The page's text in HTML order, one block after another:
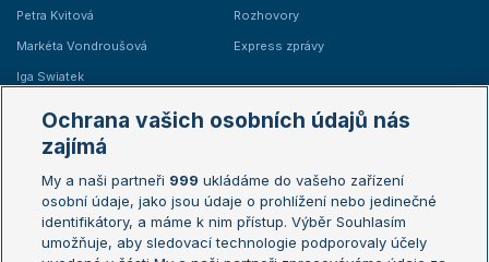
Petra Kvitová
Markéta Vondroušová
Iga Swiatek
Rozhovory
Express zprávy
Žebříčky
Žebříček ATP (muži)
Žebříček WTA (ženy)
Sázkařský žebříček
Australian Open
French Open
Wimbledon
Ochrana vašich osobních údajů nás
zajímá
My a naši partneři 999 ukládáme do vašeho zařízení
osobní údaje, jako jsou údaje o prohlížení nebo jedinečné
identifikátory, a máme k nim přístup. Výběr Souhlasím
umožňuje, aby sledovací technologie podporovaly účely